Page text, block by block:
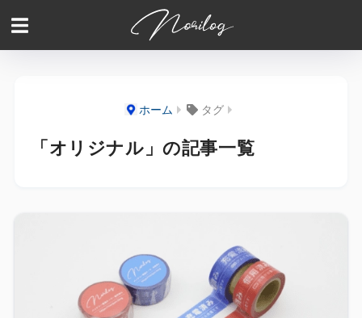
ホーム タグ
「オリジナル」の記事一覧